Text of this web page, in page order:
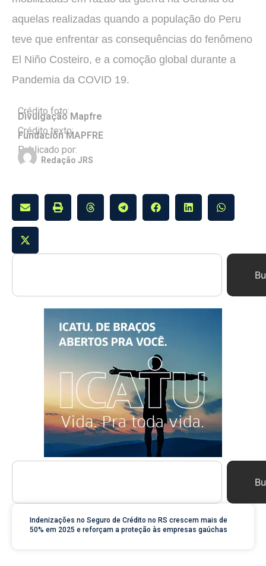
aquelas realizadas quando a população do Peru
teve que enfrentar as consequências do fenômeno
El Niño Costeiro, e a comoção global durante a
Pandemia da COVID 19.
Crédito foto:
Divulgação Mapfre
Crédito texto:
Fundación MAPFRE
Publicado por:
Redação JRS
Indenizações no Seguro de Crédito no RS crescem mais de
50% em 2025 e reforçam a proteção às empresas gaúchas